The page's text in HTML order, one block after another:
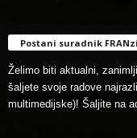
Postani suradnik
Želimo biti aktualni,
šaljete svoje radove
multimedijske)! Šaljite na